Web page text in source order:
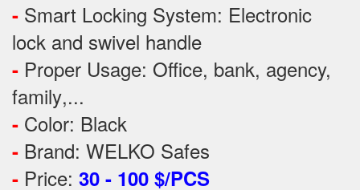
- Smart Locking System: Electronic
lock and swivel handle
- Proper Usage: Office, bank, agency,
family,...
- Color: Black
- Brand: WELKO Safes
- Price: 30 - 100 $/PCS